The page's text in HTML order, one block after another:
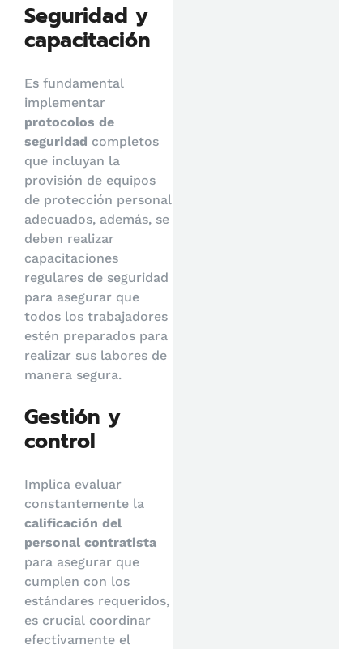
Seguridad y
capacitación
Es fundamental
implementar
protocolos de
seguridad completos
que incluyan la
provisión de equipos
de protección personal
adecuados, además, se
deben realizar
capacitaciones
regulares de seguridad
para asegurar que
todos los trabajadores
estén preparados para
realizar sus labores de
manera segura.
Gestión y
control
Implica evaluar
constantemente la
calificación del
personal contratista
para asegurar que
cumplen con los
estándares requeridos,
es crucial coordinar
efectivamente el